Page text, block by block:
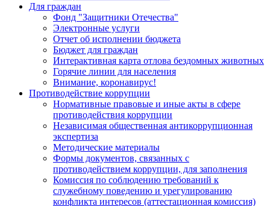
Для граждан
Фонд "Защитники Отечества"
Электронные услуги
Отчет об исполнении бюджета
Бюджет для граждан
Интерактивная карта отлова бездомных животных
Горячие линии для населения
Внимание, коронавирус!
Противодействие коррупции
Нормативные правовые и иные акты в сфере
противодействия коррупции
Независимая общественная антикоррупционная
экспертиза
Методические материалы
Формы документов, связанных с
противодействием коррупции, для заполнения
Комиссия по соблюдению требований к
служебному поведению и урегулированию
конфликта интересов (аттестационная комиссия)